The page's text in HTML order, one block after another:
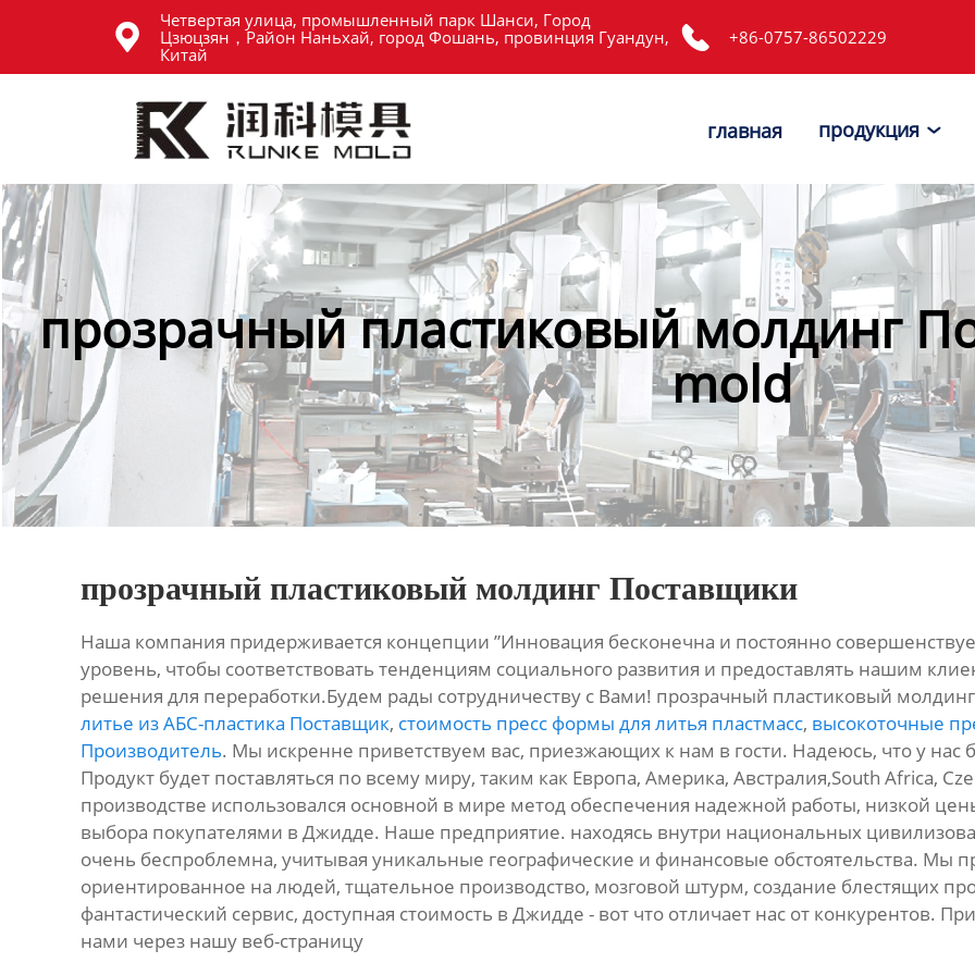

Четвертая улица, промышленный парк Шанси, Город
Цзюцзян，Район Наньхай, город Фошань, провинция Гуандун,
Китай
 +86-0757-86502229
главная продукция 
О нас
Контакты
прозрачный пластиковый молдинг
mold
прозрачный пластиковый молдинг Поставщики
Наша компания придерживается концепции ”Инновация бесконечна и постоянно
уровень, чтобы соответствовать тенденциям социального развития и предоставлять нашим
решения для переработки.Будем рады сотрудничеству с Вами! прозрачный пластиковый
литье из АБС-пластика Поставщик, стоимость пресс формы для литья пластмасс, высокоточные
Производитель. Мы искренне приветствуем вас, приезжающих к нам в гости. Надеюсь, что у нас
Продукт будет поставляться по всему миру, таким как Европа, Америка, Австралия,South Africa,
производстве использовался основной в мире метод обеспечения надежной работы, низкой
выбора покупателями в Джидде. Наше предприятие. находясь внутри национальных
очень беспроблемна, учитывая уникальные географические и финансовые обстоятельства.
ориентированное на людей, тщательное производство, мозговой штурм, создание блестящих
фантастический сервис, доступная стоимость в Джидде - вот что отличает нас от конкурентов.
нами через нашу веб-страницу